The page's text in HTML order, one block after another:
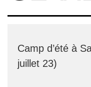
Camp d’été à
juillet 23)